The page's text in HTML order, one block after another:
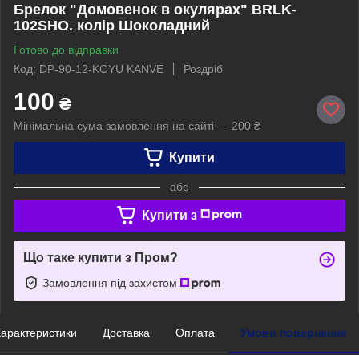
Брелок "Домовенок в окулярах" BRLK-
102SHO. колір Шоколадний
Готово до відправки
Код: DP-90-12-KOYU KANVE
Роздріб
100 ₴
Мінімальна сума замовлення на сайті — 200 ₴
Купити
або
Купити з
Що таке купити з Пром?
Замовлення під захистом
Доставка Оплата Умови повернення